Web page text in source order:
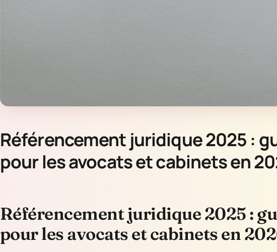
Référencement juridique 2025 :
pour les avocats et cabinets en
Référencement juridique 2025 :
pour les avocats et cabinets en